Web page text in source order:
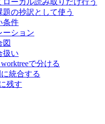
の抄訳として使う
条件
ーション
図
扱い
で分ける
統合する
残す